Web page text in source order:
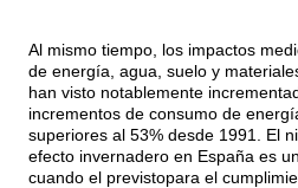
Al mismo tiempo, los impactos
de energía, agua, suelo y
han visto notablemente
incrementos de consumo de
superiores al 53% desde 1991. El
efecto invernadero en España es
cuando el previstopara el